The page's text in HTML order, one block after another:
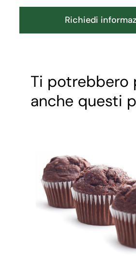
Richiedi
Ti potrebbero
anche questi